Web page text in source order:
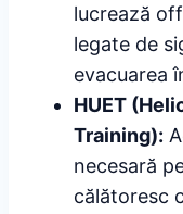
lucrează
legate de
evacuarea
HUET
Training):
necesară
călătoresc